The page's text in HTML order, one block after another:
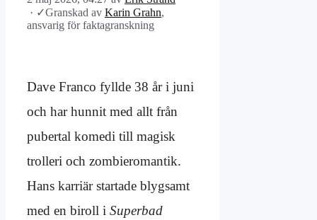
· ✓Granskad av Karin Grahn,
ansvarig för faktagranskning
Dave Franco fyllde 38 år i juni
och har hunnit med allt från
pubertal komedi till magisk
trolleri och zombie­romantik.
Hans karriär startade blygsamt
med en biroll i Superbad